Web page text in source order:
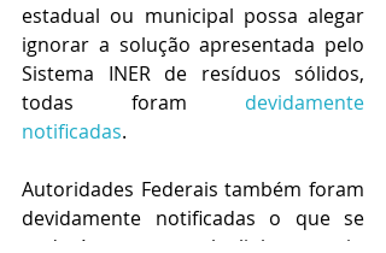
estadual ou municipal possa alegar
ignorar a solução apresentada pelo
Sistema INER de resíduos sólidos,
todas foram devidamente
notificadas.
Autoridades Federais também foram
devidamente notificadas o que se